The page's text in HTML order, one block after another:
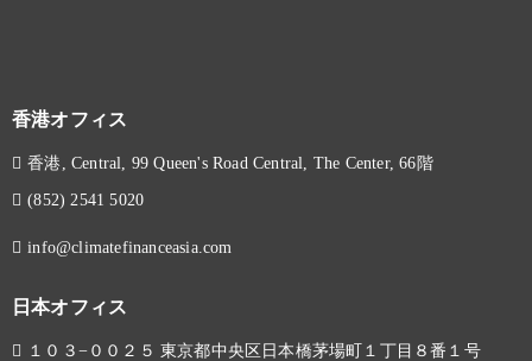
香港オフィス
香港, Central, 99 Queen's Road Central, The Center, 66階
(852) 2541 5020
info@climatefinanceasia.com
日本オフィス
１０３−００２５ 東京都中央区日本橋茅場町１丁目８番１号